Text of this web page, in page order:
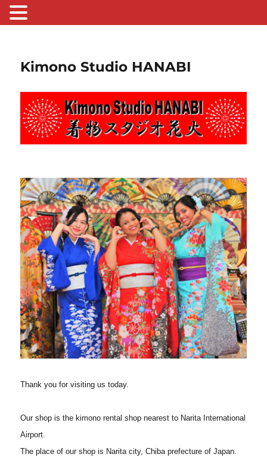
Kimono Studio HANABI
Thank you for visiting us today.
Our shop is the kimono rental shop nearest to Narita International
Airport.
The place of our shop is Narita city, Chiba prefecture of Japan.